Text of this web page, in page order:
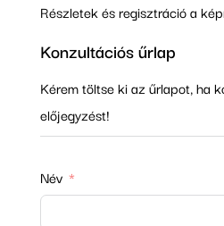
Részletek és regisztráció a
Konzultációs űrlap
Kérem töltse ki az űrlapot, ha
előjegyzést!
Név